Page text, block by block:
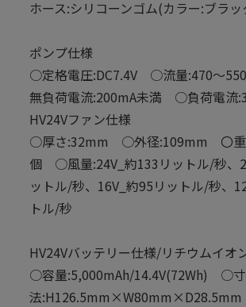
ホース:シリコーンゴム(カラー:ブラッ
ポンプ仕様
○定格電圧:DC7.4V ○流量:470～
無負荷電流:200mA未満 ○負荷電流
HV24Vファン仕様
○厚さ:32mm ○外径:109mm 〇重
個 ○風量:24V_約133リットル/秒、
ットル/秒、16V_約95リットル/秒、
トル/秒
HV24Vバッテリー仕様/リチウムイオ
○容量:5,000mAh/14.4V(72Wh) ○寸
法